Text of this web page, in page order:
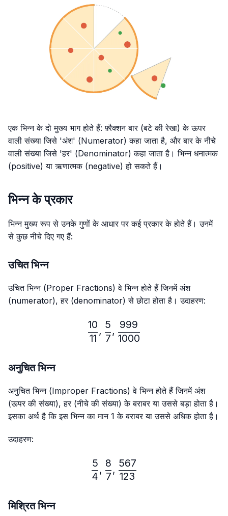
एक भिन्न के दो मुख्य भाग होते हैं: फ़्रैक्शन बार (बटे की रेखा) के ऊपर
वाली संख्या जिसे 'अंश' (Numerator) कहा जाता है, और बार के नीचे
वाली संख्या जिसे 'हर' (Denominator) कहा जाता है। भिन्न धनात्मक
(positive) या ऋणात्मक (negative) हो सकते हैं।
भिन्न के प्रकार
भिन्न मुख्य रूप से उनके गुणों के आधार पर कई प्रकार के होते हैं। उनमें
से कुछ नीचे दिए गए हैं:
उचित भिन्न
उचित भिन्न (Proper Fractions) वे भिन्न होते हैं जिनमें अंश
(numerator), हर (denominator) से छोटा होता है। उदाहरण:
11
10
,
7
5
,
1000
999
अनुचित भिन्न
अनुचित भिन्न (Improper Fractions) वे भिन्न होते हैं जिनमें अंश
(ऊपर की संख्या), हर (नीचे की संख्या) के बराबर या उससे बड़ा होता है।
इसका अर्थ है कि इस भिन्न का मान 1 के बराबर या उससे अधिक होता है।
उदाहरण:
4
5
,
7
8
,
123
567
मिश्रित भिन्न